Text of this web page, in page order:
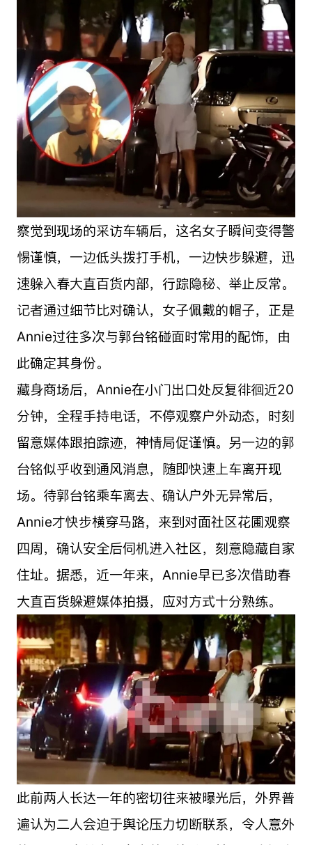
察觉到现场的采访车辆后，这名女子瞬间变得警
惕谨慎，一边低头拨打手机，一边快步躲避，迅
速躲入春大直百货内部，行踪隐秘、举止反常。
记者通过细节比对确认，女子佩戴的帽子，正是
Annie过往多次与郭台铭碰面时常用的配饰，由
此确定其身份。
藏身商场后，Annie在小门出口处反复徘徊近20
分钟，全程手持电话，不停观察户外动态，时刻
留意媒体跟拍踪迹，神情局促谨慎。另一边的郭
台铭似乎收到通风消息，随即快速上车离开现
场。待郭台铭乘车离去、确认户外无异常后，
Annie才快步横穿马路，来到对面社区花圃观察
四周，确认安全后伺机进入社区，刻意隐藏自家
住址。据悉，近一年来，Annie早已多次借助春
大直百货躲避媒体拍摄，应对方式十分熟练。
此前两人长达一年的密切往来被曝光后，外界普
遍认为二人会迫于舆论压力切断联系，令人意外